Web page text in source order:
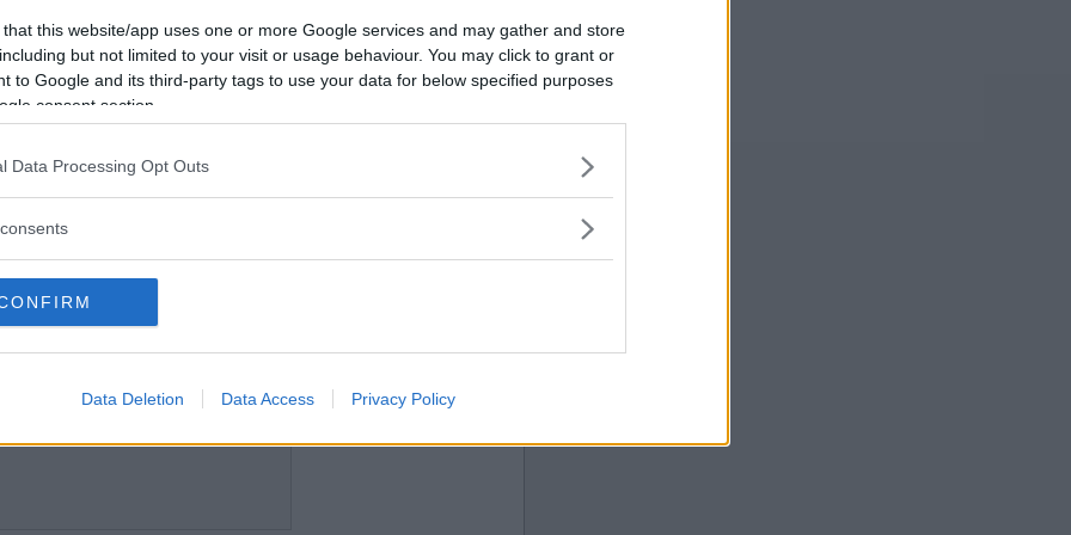
that this website/app uses one or more Google services and may gather and store
but not limited to your visit or usage behaviour. You may click to grant or
to Google and its third-party tags to use your data for below specified purposes
consent section.
Data Processing Opt Outs
Data Deletion Data Access Privacy Policy
att ta med sig hem från sverige ?
när han hade handlad färdigt på systemet?
Vill du bli
medlem?